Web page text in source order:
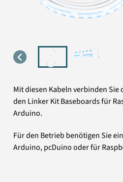
Mit diesen Kabeln verbinden
den Linker Kit Baseboards für
Arduino.
Für den Betrieb benötigen Sie
Arduino, pcDuino oder für